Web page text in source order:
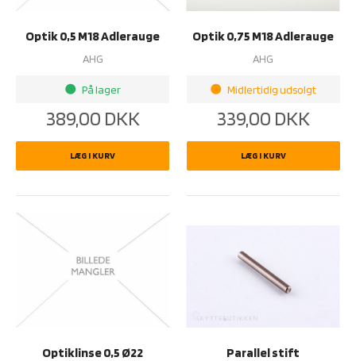
Optik 0,5 M18 Adlerauge
AHG
brightness_1 På lager
389,00 DKK
LÆG I KURV
Optik 0,75 M18 Adlerauge
AHG
brightness_1 Midlertidig udsolgt
339,00 DKK
LÆG I KURV
Optiklinse 0,5 Ø22
Parallel stift